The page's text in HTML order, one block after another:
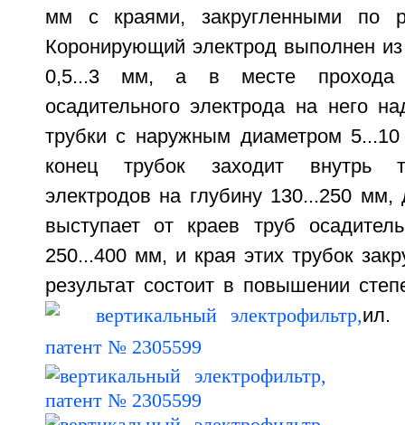
мм с краями, закругленными по
Коронирующий электрод выполнен
0,5...3 мм, а в месте прохода
осадительного электрода на него
трубки с наружным диаметром
конец трубок заходит внутрь
электродов на глубину 130...250 мм,
выступает от краев труб
250...400 мм, и края этих трубок
результат состоит в повышении
ил.